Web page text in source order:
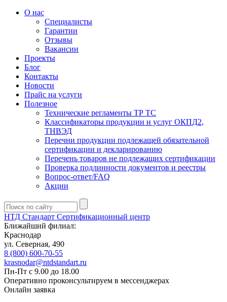
О нас
Специалисты
Гарантии
Отзывы
Вакансии
Проекты
Блог
Контакты
Новости
Прайс на услуги
Полезное
Технические регламенты ТР ТС
Классификаторы продукции и услуг ОКПД2,
ТНВЭД
Перечни продукции подлежащей обязательной
сертификации и декларированию
Перечень товаров не подлежащих сертификации
Проверка подлинности документов и реестры
Вопрос-ответ/FAQ
Акции
НТД Стандарт Сертификационный центр
Ближайший филиал:
Краснодар
ул. ​​​​​​Северная, 490
8 (800) 600-70-55
krasnodar@ntdstandart.ru
Пн-Пт с 9.00 до 18.00
Оперативно проконсультируем в мессенджерах
Онлайн заявка